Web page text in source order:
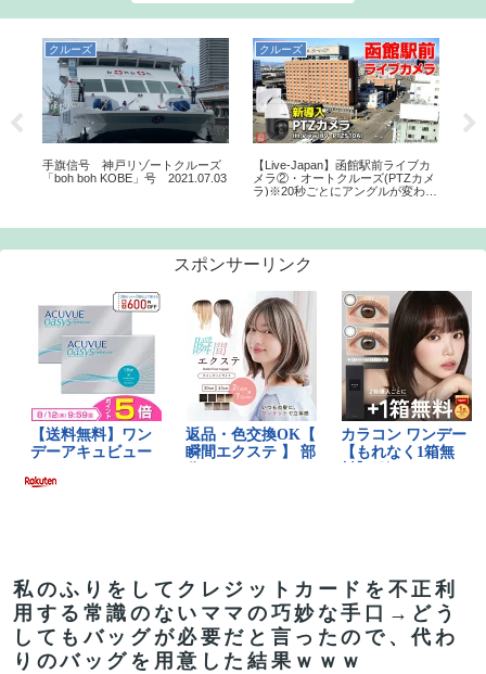
クルーズ
手旗信号 神戸リゾートクルーズ
「boh boh KOBE」号 2021.07.03
クルーズ
【Live-Japan】函館駅前ライブカ
メラ②・オートクルーズ(PTZカメ
ラ)※20秒ごとにアングルが変わり
スポンサーリンク
私のふりをしてクレジットカードを不正利
用する常識のないママの巧妙な手口→どう
してもバッグが必要だと言ったので、代わ
りのバッグを用意した結果ｗｗｗ